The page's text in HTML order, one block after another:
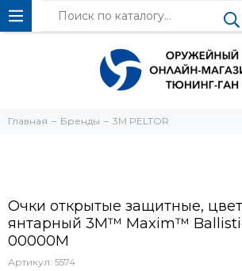
Главная Бренды 3М PELTOR
Очки открытые защитные,
янтарный 3M™ Maxim™
00000M
Артикул: 5574